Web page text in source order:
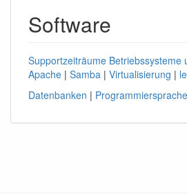
Software
Supportzeiträume Betriebssysteme
Apache | Samba | Virtualisierung |
Datenbanken |